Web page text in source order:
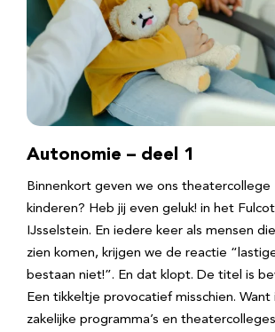
Autonomie – deel 1
Binnenkort geven we ons theatercollege
kinderen? Heb jij even geluk! in het
IJsselstein. En iedere keer als mensen
zien komen, krijgen we de reactie
bestaan niet!”. En dat klopt. De titel is
Een tikkeltje provocatief misschien. Want
zakelijke programma’s en